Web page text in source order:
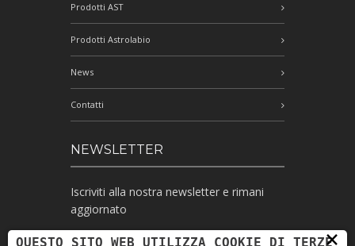
Prodotti AST
Prodotti Astrolabio
News
Contatti
NEWSLETTER
Iscriviti alla nostra newsletter e rimani
aggiornato
×
QUESTO SITO WEB UTILIZZA COOKIE DI TERZE